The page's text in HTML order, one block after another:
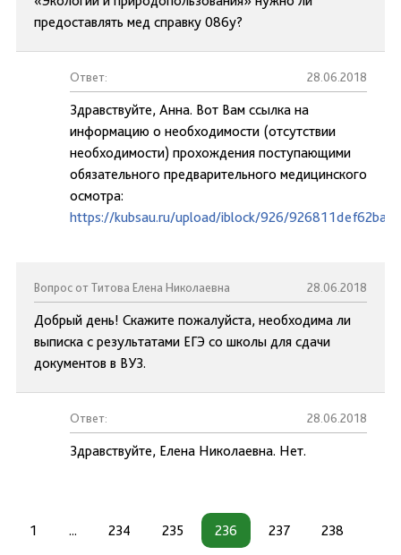
предоставлять мед справку 086у?
Ответ: 28.06.2018
Здравствуйте, Анна. Вот Вам ссылка на
информацию о необходимости (отсутствии
необходимости) прохождения поступающими
обязательного предварительного медицинского
осмотра:
https://kubsau.ru/upload/iblock/926/
Вопрос от Титова Елена Николаевна 28.06.2018
Добрый день! Скажите пожалуйста, необходима ли
выписка с результатами ЕГЭ со школы для сдачи
документов в ВУЗ.
Ответ: 28.06.2018
Здравствуйте, Елена Николаевна. Нет.
1 ... 234 235 236 237 238